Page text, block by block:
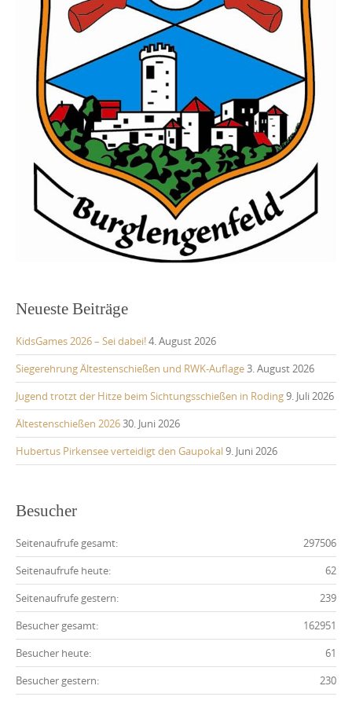
Neueste Beiträge
KidsGames 2026 – Sei dabei!4. August 2026
Siegerehrung Ältestenschießen und RWK-Auflage3. August 2026
Jugend trotzt der Hitze beim Sichtungsschießen in Roding9. Juli 2026
Ältestenschießen 202630. Juni 2026
Hubertus Pirkensee verteidigt den Gaupokal9. Juni 2026
Besucher
297506
Seitenaufrufe gesamt:
62
Seitenaufrufe heute:
239
Seitenaufrufe gestern:
162951
Besucher gesamt:
61
Besucher heute:
230
Besucher gestern: